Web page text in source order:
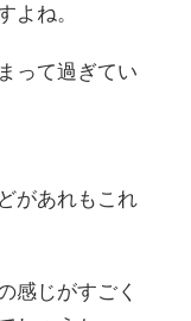
よね。
って過ぎてい
があれもこれ
感じがすごく